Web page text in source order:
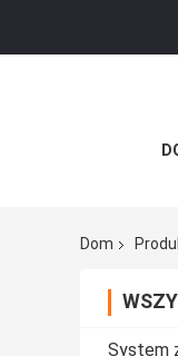
Dom
System